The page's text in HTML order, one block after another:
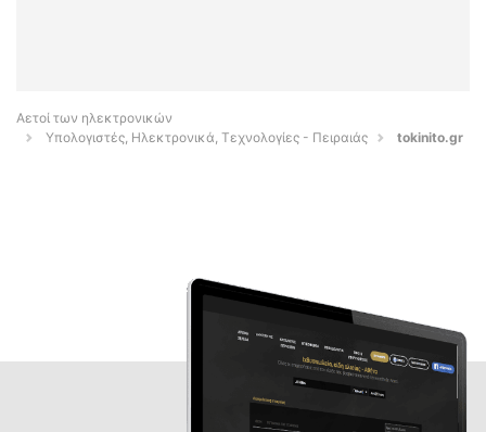
Αετοί των ηλεκτρονικών
Υπολογιστές, Ηλεκτρονικά, Τεχνολογίες - Πειραιάς
tokinito.gr